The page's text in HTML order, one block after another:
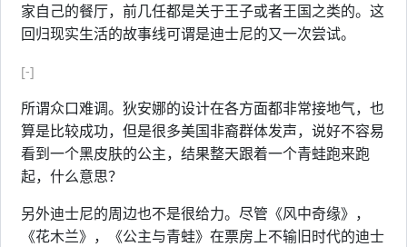
家自己的餐厅，前几任都是关于王子或者王国之类的。这
回归现实生活的故事线可谓是迪士尼的又一次尝试。
[-]
所谓众口难调。狄安娜的设计在各方面都非常接地气，也
算是比较成功，但是很多美国非裔群体发声，说好不容易
看到一个黑皮肤的公主，结果整天跟着一个青蛙跑来跑
起，什么意思？
另外迪士尼的周边也不是很给力。尽管《风中奇缘》，
《花木兰》，《公主与青蛙》在票房上不输旧时代的迪士